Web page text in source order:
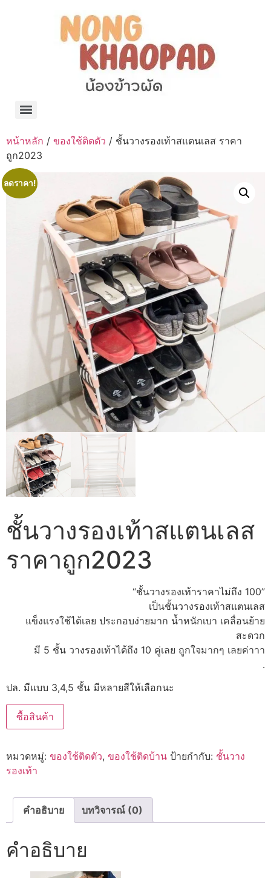
หน้าหลัก / ของใช้ติดตัว / ชั้นวางรองเท้าสแตนเลส ราคา
ถูก2023
ลดราคา!
ชั้นวางรองเท้าสแตนเลส
ราคาถูก2023
“ชั้นวางรองเท้าราคาไม่ถึง 100”
เป็นชั้นวางรองเท้าสแตนเลส
แข็งแรงใช้ได้เลย ประกอบง่ายมาก น้ำหนักเบา เคลื่อนย้าย
สะดวก
มี 5 ชั้น วางรองเท้าได้ถึง 10 คู่เลย ถูกใจมากๆ เลยค่าาา
.
ปล. มีแบบ 3,4,5 ชั้น มีหลายสีให้เลือกนะ
ซื้อสินค้า
หมวดหมู่: ของใช้ติดตัว, ของใช้ติดบ้าน ป้ายกำกับ: ชั้นวาง
รองเท้า
คำอธิบาย บทวิจารณ์ (0)
คำอธิบาย